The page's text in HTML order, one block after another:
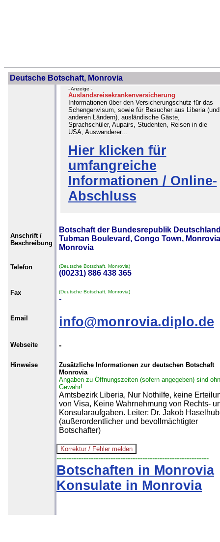
Deutsche Botschaft, Monrovia
- Anzeige -
Auslandsreisekrankenversicherung
Informationen über den Versicherungschutz für das
Schengenvisum, sowie für Besucher aus Liberia (und
anderen Ländern), ausländische Gäste,
Sprachschüler, Aupairs, Studenten, Reisen in die
USA, Auswanderer...
Hier klicken für
umfangreiche
Informationen / Online-
Abschluss
Anschrift /
Beschreibung
Botschaft der Bundesrepublik
Tubman Boulevard, Congo Town,
Monrovia
Telefon (Deutsche Botschaft, Monrovia)
(00231) 886 438 365
Fax (Deutsche Botschaft, Monrovia)
-
Email info@monrovia.diplo.de
Webseite -
Hinweise
Zusätzliche Informationen zur deutschen Botschaft
Monrovia
Angaben zu Öffnungszeiten (sofern angegeben) sind
Gewähr!
Amtsbezirk Liberia, Nur Nothilfe, keine
von Visa, Keine Wahrnehmung von Rechts-
Konsularaufgaben. Leiter: Dr. Jakob
(außerordentlicher und bevollmächtigter
Botschafter)
--------------------------------------------------------------
Botschaften in Monrovia
Konsulate in Monrovia